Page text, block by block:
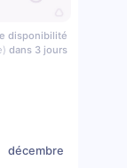
disponibilité
dans 3 jours
décembre